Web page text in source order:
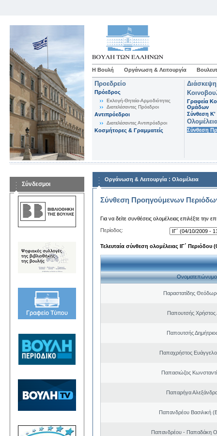
Η Βουλή Οργάνωση & Λειτουργία
Προεδρείο
Πρόεδρος
Εκλογή-Θητεία-Αρμοδιότητες
Διατελέσαντες Πρόεδροι
Αντιπρόεδροι
Διατελέσαντες Αντιπρόεδροι
Κοσμήτορες & Γραμματείς
Γραφεία
Ομάδων
Σύνθεση K'
Σύνθεση
Σύνδεσμοι
Οργάνωση & Λειτουργία : Ολομέλεια
Σύνθεση Προηγούμενων
Για να δείτε συνθέσεις ολομέλειας επιλέξτε την
Περίοδος:
Τελευταία σύνθεση ολομέλειας ΙΓ΄ Περιόδου
Ονοματεπώνυμο
Παραστατίδης
Παπουτσής Χρήστος
Παπουτσής
Παπαχρήστος
Παπασιώζος
Παπαρήγα
Παπανδρέου Βασιλική
Παπανδρέου - Παπαδάκη